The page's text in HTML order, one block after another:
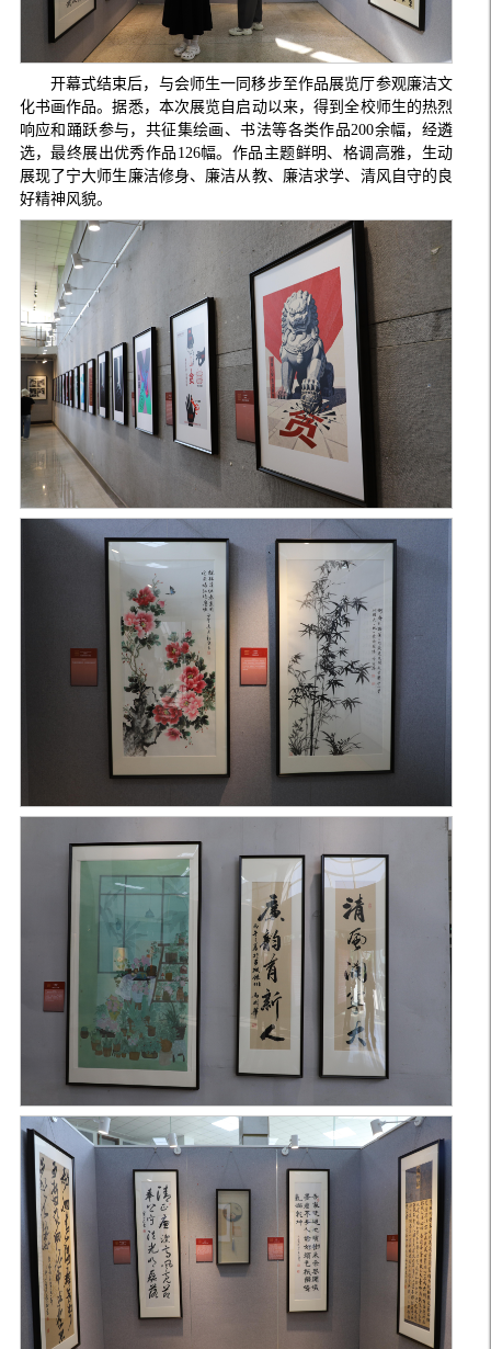
开幕式结束后，与会师生一同移步至作品展览厅参观廉洁文
化书画作品。据悉，本次展览自启动以来，得到全校师生的热烈
响应和踊跃参与，共征集绘画、书法等各类作品200余幅，经遴
选，最终展出优秀作品126幅。作品主题鲜明、格调高雅，生动
展现了宁大师生廉洁修身、廉洁从教、廉洁求学、清风自守的良
好精神风貌。